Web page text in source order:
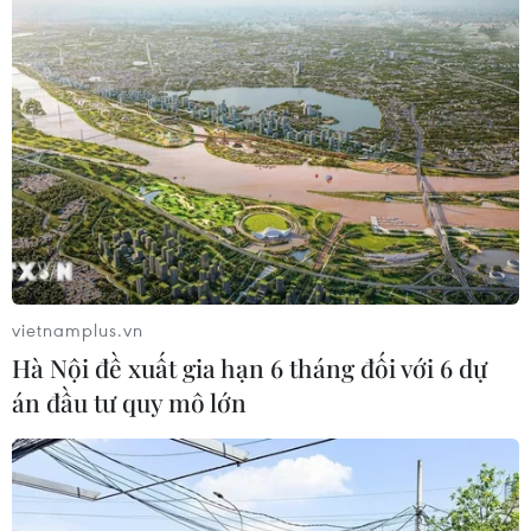
Xem thêm
CƠ QUAN CHỦ QUẢN: THÔNG TẤN XÃ VIỆT NAM
Tổng Biên tập: TRẦN TIẾN DUẨN
Phó Tổng Biên tập: NGUYỄN THỊ TÁM, KHÚC THANH
THỦY
Sở hữu trí tuệ
Quy định sử dụng
RSS
Hỗ trợ
vietnamplus.vn
Hà Nội đề xuất gia hạn 6 tháng đối với 6 dự
án đầu tư quy mô lớn